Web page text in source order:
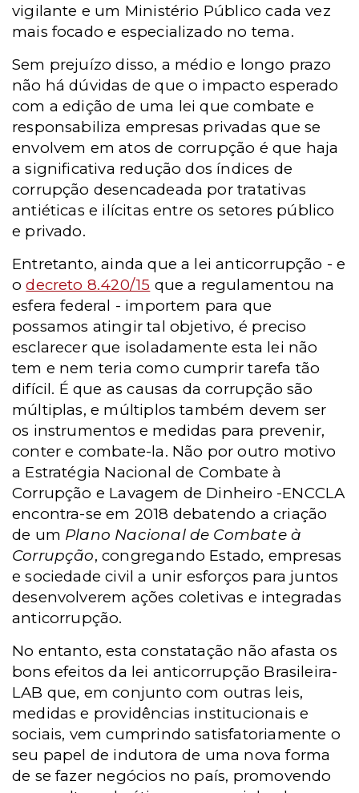
vigilante e um Ministério Público cada vez
mais focado e especializado no tema.
Sem prejuízo disso, a médio e longo prazo
não há dúvidas de que o impacto esperado
com a edição de uma lei que combate e
responsabiliza empresas privadas que se
envolvem em atos de corrupção é que haja
a significativa redução dos índices de
corrupção desencadeada por tratativas
antiéticas e ilícitas entre os setores público
e privado.
Entretanto, ainda que a lei anticorrupção - e
odecreto 8.420/15 que a regulamentou na
esfera federal - importem para que
possamos atingir tal objetivo, é preciso
esclarecer que isoladamente esta lei não
tem e nem teria como cumprir tarefa tão
difícil. É que as causas da corrupção são
múltiplas, e múltiplos também devem ser
os instrumentos e medidas para prevenir,
conter e combate-la. Não por outro motivo
a Estratégia Nacional de Combate à
Corrupção e Lavagem de Dinheiro -ENCCLA
encontra-se em 2018 debatendo a criação
de um Plano Nacional de Combate à
Corrupção, congregando Estado, empresas
e sociedade civil a unir esforços para juntos
desenvolverem ações coletivas e integradas
anticorrupção.
No entanto, esta constatação não afasta os
bons efeitos da lei anticorrupção Brasileira-
LAB que, em conjunto com outras leis,
medidas e providências institucionais e
sociais, vem cumprindo satisfatoriamente o
seu papel de indutora de uma nova forma
de se fazer negócios no país, promovendo